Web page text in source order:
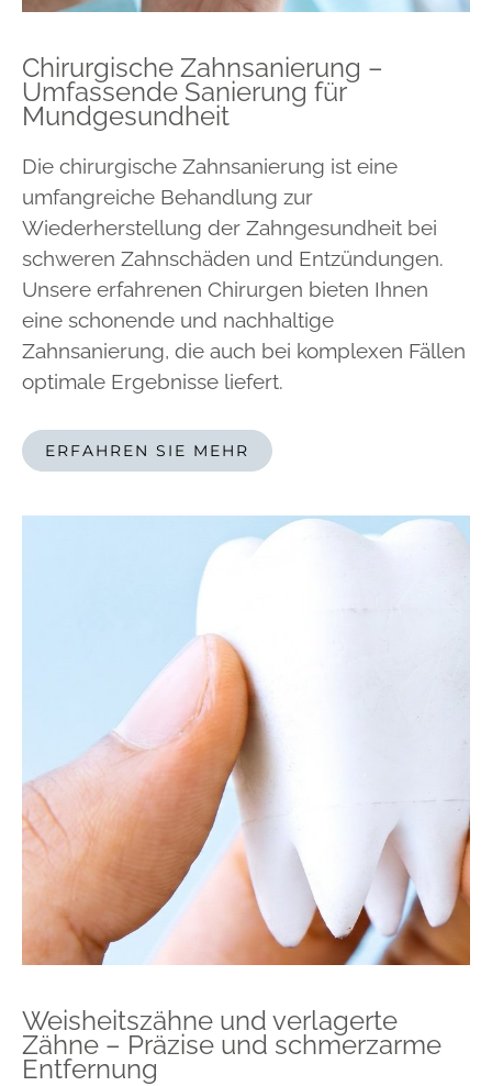
Chirurgische Zahnsanierung –
Umfassende Sanierung für
Mundgesundheit
Die chirurgische Zahnsanierung ist eine
umfangreiche Behandlung zur
Wiederherstellung der Zahngesundheit bei
schweren Zahnschäden und Entzündungen.
Unsere erfahrenen Chirurgen bieten Ihnen
eine schonende und nachhaltige
Zahnsanierung, die auch bei komplexen Fällen
optimale Ergebnisse liefert.
ERFAHREN SIE MEHR
Weisheitszähne und verlagerte
Zähne – Präzise und schmerzarme
Entfernung